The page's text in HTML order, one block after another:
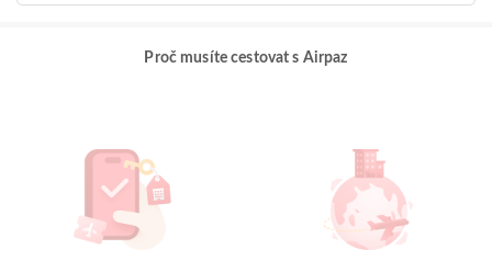
Proč musíte cestovat s Airpaz